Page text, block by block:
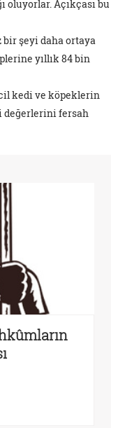
oluyorlar. Açıkçası bu
şeyi daha ortaya
yıllık 84 bin
kedi ve köpeklerin
değerlerini fersah